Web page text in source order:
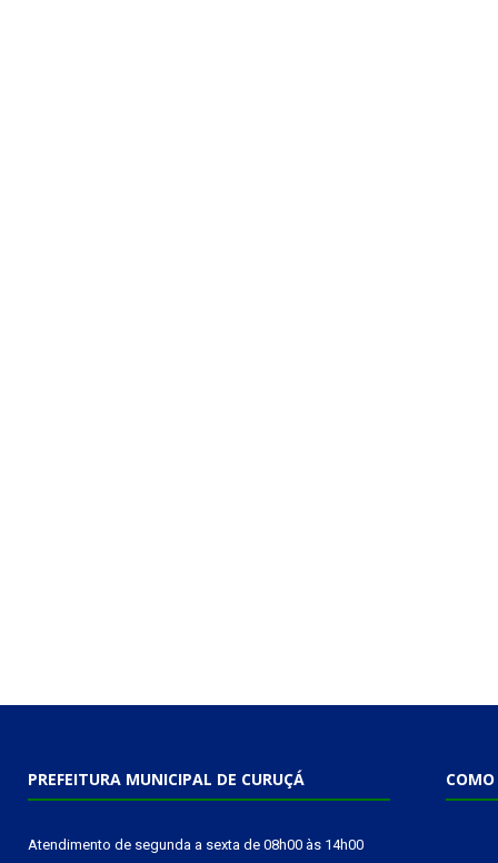
PREFEITURA MUNICIPAL DE CURUÇÁ
Atendimento de segunda a sexta de 08h00 às 14h00
COMO